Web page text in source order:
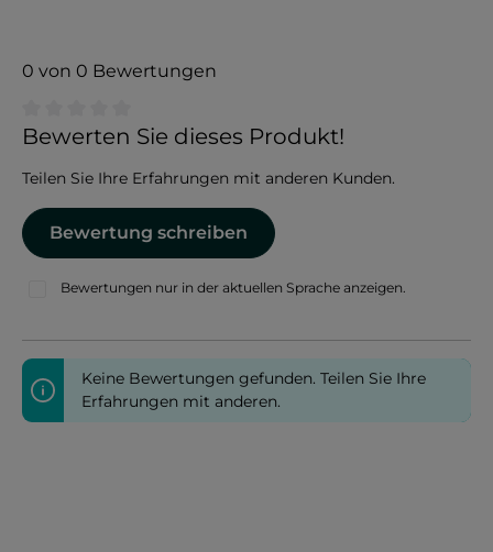
0 von 0 Bewertungen
Durchschnittliche Bewertung von 0 von 5 Sternen
Bewerten Sie dieses Produkt!
Teilen Sie Ihre Erfahrungen mit anderen Kunden.
Bewertung schreiben
Bewertungen nur in der aktuellen Sprache anzeigen.
Keine Bewertungen gefunden. Teilen Sie Ihre
Erfahrungen mit anderen.